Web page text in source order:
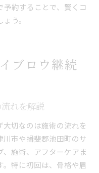
約することで、賢くコ
う。
ブロウ継続
れを解説
切なのは施術の流れを
市や揖斐郡池田町のサ
施術、アフターケアま
特に初回は、骨格や眉